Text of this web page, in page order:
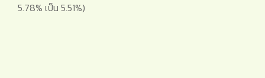
5.78% เป็น 5.51%)